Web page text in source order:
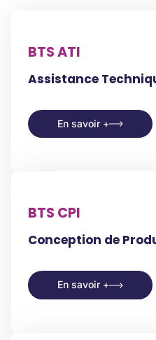
BTS ATI
Assistance
En savoir +
En savoir +
BTS CPI
Conception de
En savoir +
En savoir +